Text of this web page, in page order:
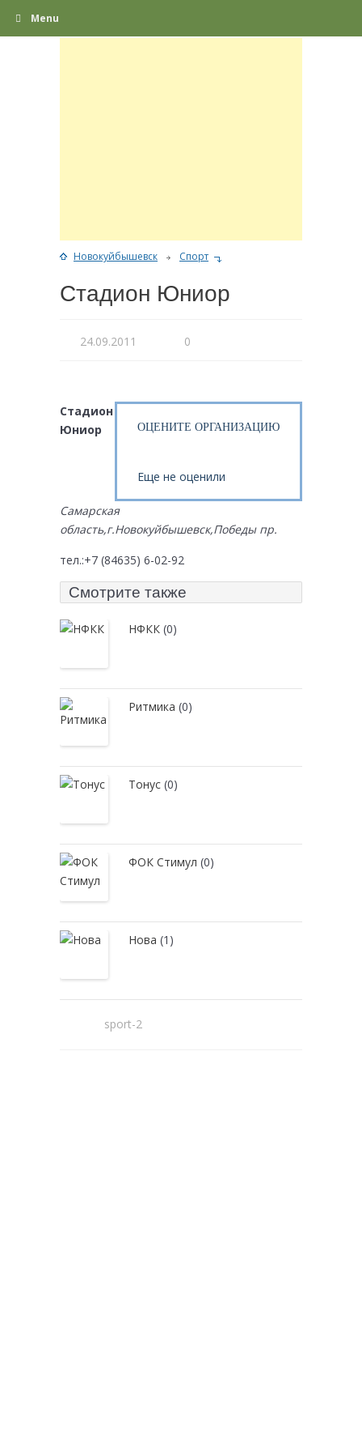
Menu
Новокуйбышевск Спорт
Стадион Юниор
24.09.2011 0
ОЦЕНИТЕ ОРГАНИЗАЦИЮ
Еще не оценили
Стадион
Юниор
Самарская
область,г.Новокуйбышевск,Победы пр.
тел.:+7 (84635) 6-02-92
Смотрите также
НФКК (0)
Ритмика (0)
Тонус (0)
ФОК Стимул (0)
Нова (1)
sport-2